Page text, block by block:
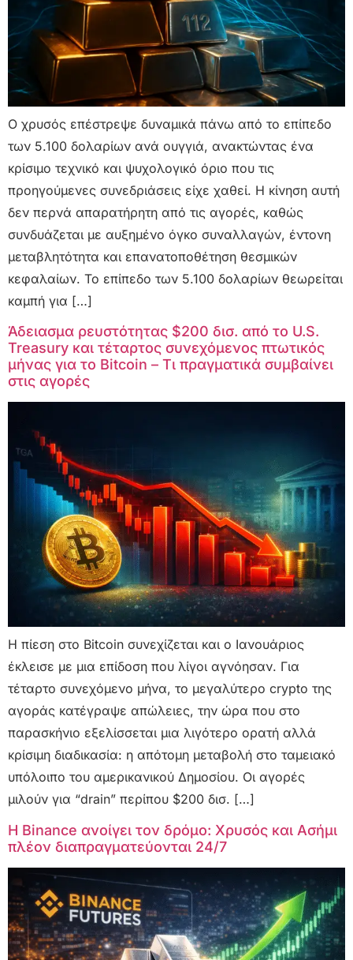
Ο χρυσός επέστρεψε δυναμικά πάνω από το επίπεδο
των 5.100 δολαρίων ανά ουγγιά, ανακτώντας ένα
κρίσιμο τεχνικό και ψυχολογικό όριο που τις
προηγούμενες συνεδριάσεις είχε χαθεί. Η κίνηση αυτή
δεν περνά απαρατήρητη από τις αγορές, καθώς
συνδυάζεται με αυξημένο όγκο συναλλαγών, έντονη
μεταβλητότητα και επανατοποθέτηση θεσμικών
κεφαλαίων. Το επίπεδο των 5.100 δολαρίων θεωρείται
καμπή για […]
Άδειασμα ρευστότητας $200 δισ. από το U.S.
Treasury και τέταρτος συνεχόμενος πτωτικός
μήνας για το Bitcoin – Τι πραγματικά συμβαίνει
στις αγορές
Η πίεση στο Bitcoin συνεχίζεται και ο Ιανουάριος
έκλεισε με μια επίδοση που λίγοι αγνόησαν. Για
τέταρτο συνεχόμενο μήνα, το μεγαλύτερο crypto της
αγοράς κατέγραψε απώλειες, την ώρα που στο
παρασκήνιο εξελίσσεται μια λιγότερο ορατή αλλά
κρίσιμη διαδικασία: η απότομη μεταβολή στο ταμειακό
υπόλοιπο του αμερικανικού Δημοσίου. Οι αγορές
μιλούν για “drain” περίπου $200 δισ. […]
Η Binance ανοίγει τον δρόμο: Χρυσός και Ασήμι
πλέον διαπραγματεύονται 24/7